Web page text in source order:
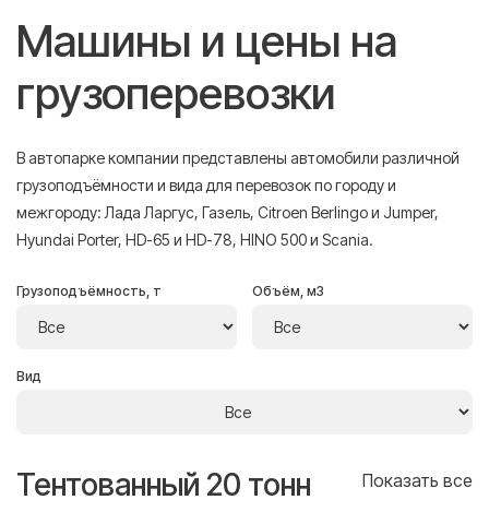
Машины и цены на
грузоперевозки
В автопарке компании представлены автомобили различной
грузоподъёмности и вида для перевозок по городу и
межгороду: Лада Ларгус, Газель, Citroen Berlingo и Jumper,
Hyundai Porter, HD-65 и HD-78, HINO 500 и Scania.
Грузоподъёмность, т Объём, м3
Вид
Тентованный 20 тонн Показать все